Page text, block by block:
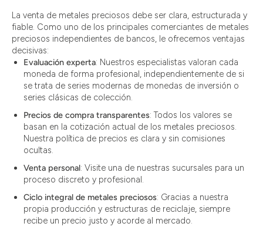
La venta de metales preciosos debe ser clara, estructurada y
fiable. Como uno de los principales comerciantes de metales
preciosos independientes de bancos, le ofrecemos ventajas
decisivas:
Evaluación experta: Nuestros especialistas valoran cada
moneda de forma profesional, independientemente de si
se trata de series modernas de monedas de inversión o
series clásicas de colección.
Precios de compra transparentes: Todos los valores se
basan en la cotización actual de los metales preciosos.
Nuestra política de precios es clara y sin comisiones
ocultas.
Venta personal: Visite una de nuestras sucursales para un
proceso discreto y profesional.
Ciclo integral de metales preciosos: Gracias a nuestra
propia producción y estructuras de reciclaje, siempre
recibe un precio justo y acorde al mercado.